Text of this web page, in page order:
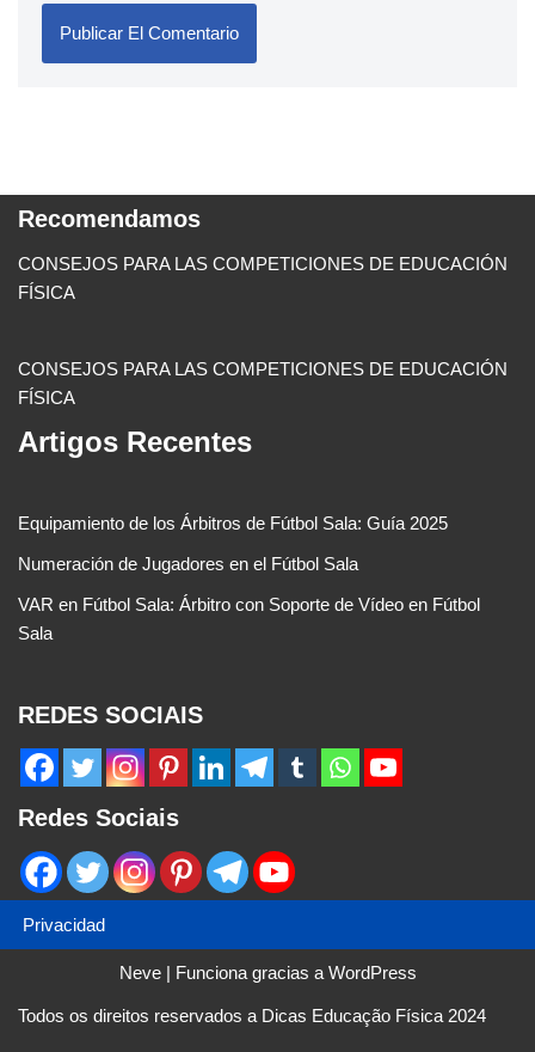
Recomendamos
CONSEJOS PARA LAS COMPETICIONES DE EDUCACIÓN
FÍSICA
CONSEJOS PARA LAS COMPETICIONES DE EDUCACIÓN
FÍSICA
Artigos Recentes
Equipamiento de los Árbitros de Fútbol Sala: Guía 2025
Numeración de Jugadores en el Fútbol Sala
VAR en Fútbol Sala: Árbitro con Soporte de Vídeo en Fútbol
Sala
REDES SOCIAIS
Redes Sociais
Privacidad
Neve| Funciona gracias a WordPress
Todos os direitos reservados a Dicas Educação Física 2024